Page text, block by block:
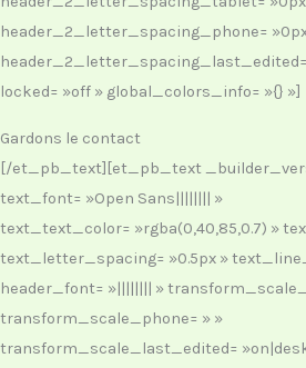
header_2_letter_spacing_phone=
locked= »off » global_colors_info= »{} »]
Gardons le contact
[/et_pb_text][et_pb_text
text_font= »Open Sans|||||||| »
text_text_color= »rgba(0,40,85,0.7) »
text_letter_spacing= »0.5px »
header_font= »|||||||| »
transform_scale_phone= » »
transform_scale_last_edited=